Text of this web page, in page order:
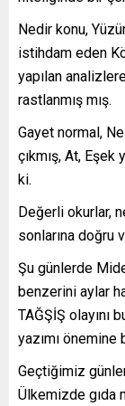
Nedir konu,
istihdam eden
yapılan
rastlanmış mış.
Gayet normal,
çıkmış, At, Eşek
ki.
Değerli okurlar,
sonlarına doğru
Şu günlerde
benzerini aylar
TAĞŞİŞ olayını
yazımı
Geçtiğimiz
Ülkemizde gıda